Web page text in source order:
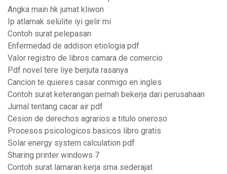
Angka main hk jumat kliwon
Ip atlamak selülite iyi gelir mi
Contoh surat pelepasan
Enfermedad de addison etiologia pdf
Valor registro de libros camara de comercio
Pdf novel tere liye berjuta rasanya
Cancion te quieres casar conmigo en ingles
Contoh surat keterangan pernah bekerja dari perusahaan
Jurnal tentang cacar air pdf
Cesion de derechos agrarios a titulo oneroso
Procesos psicologicos basicos libro gratis
Solar energy system calculation pdf
Sharing printer windows 7
Contoh surat lamaran kerja sma sederajat